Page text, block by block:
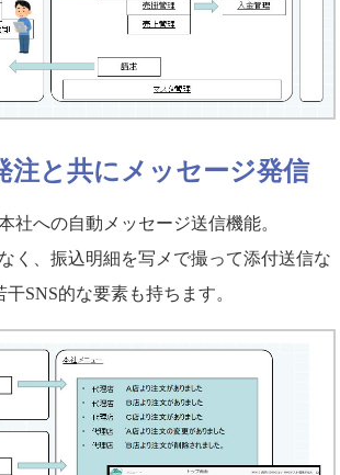
注と共にメッセージ発信
社への自動メッセージ送信機能。
く、振込明細を写メで撮って添付送信な
干SNS的な要素も持ちます。